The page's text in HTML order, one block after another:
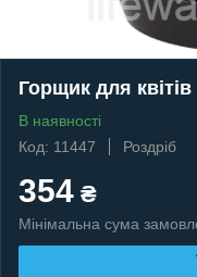
Горщик для
В наявності
Код: 11447
Роздріб
354 ₴
Мінімальна сума